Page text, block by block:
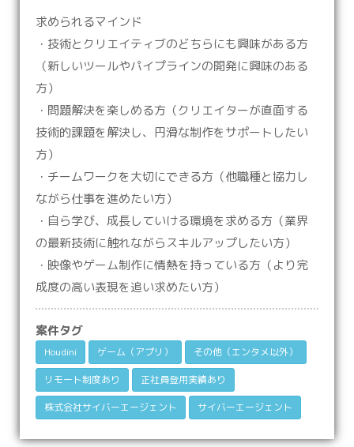
求められるマインド
・技術とクリエイティブのどちらにも興味がある方
（新しいツールやパイプラインの開発に興味のある
方）
・問題解決を楽しめる方（クリエイターが直面する
技術的課題を解決し、円滑な制作をサポートしたい
方）
・チームワークを大切にできる方（他職種と協力し
ながら仕事を進めたい方）
・自ら学び、成長していける環境を求める方（業界
の最新技術に触れながらスキルアップしたい方）
・映像やゲーム制作に情熱を持っている方（より完
成度の高い表現を追い求めたい方）
案件タグ
Houdini ゲーム（アプリ） その他（エンタメ以外）
リモート制度あり 正社員登用実績あり
株式会社サイバーエージェント サイバーエージェント